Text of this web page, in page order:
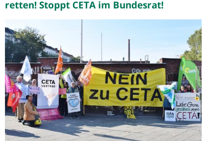
retten! Stoppt CETA im Bundesrat!